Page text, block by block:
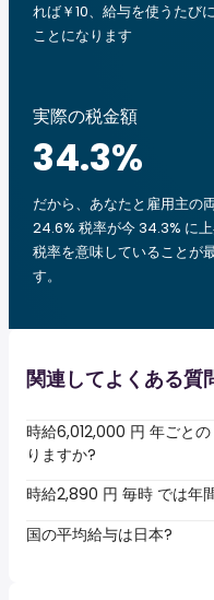
れば￥10、給与を使うたび
ことになります
実際の税金額
34.3%
だから、あなたと雇用主の
24.6% 税率が今 34.3% に
税率を意味していることが
す。
関連してよくある質
時給6,012,000 円 年ごと
りますか?
時給2,890 円 毎時 では年
国の平均給与は日本?